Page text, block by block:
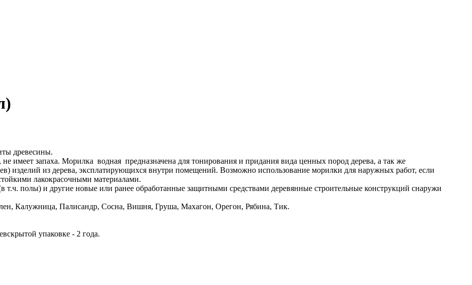
древесины.
имеет запаха. Морилка водная предназначена для тонирования и придания вида ценных пород дерева, а так же
изделий из дерева, эксплатирующихся внутри помещений. Возможно использование морилки для наружных работ, если
лакокрасочными материалами.
полы) и другие новые или ранее обработанные защитными средствами деревянные строительные конструкций снаружи
Калужница, Палисандр, Сосна, Вишня, Груша, Махагон, Орегон, Рябина, Тик.
невскрытой упаковке - 2 года.